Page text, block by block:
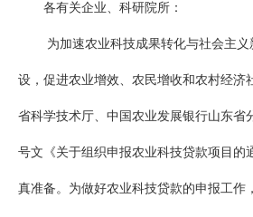
各有关企业、科研院所：
为加速农业科技成果转化与社会主义
设，促进农业增效、农民增收和农村经济
省科学技术厅、中国农业发展银行山东省
号文《关于组织申报农业科技贷款项目的
真准备。为做好农业科技贷款的申报工作